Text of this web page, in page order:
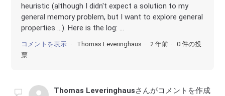
heuristic (although I didn't expect a solution to my
general memory problem, but I want to explore general
properties ...). Here is the log: ...
コメントを表示 Thomas Leveringhaus 2 年前
0 件の投
票
Thomas Leveringhausさんがコメントを作成